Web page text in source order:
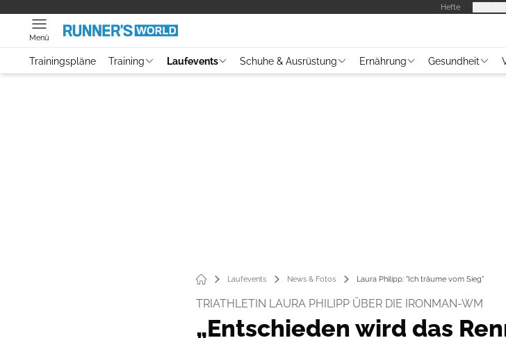
Hefte
Menü
Trainingspläne Training Laufevents Schuhe & Ausrüstung Ernährung Gesundheit
Laufevents News & Fotos Laura Philipp: "Ich träume vom Sieg"
TRIATHLETIN LAURA PHILIPP ÜBER DIE IRONMAN-WM
„Entschieden wird das